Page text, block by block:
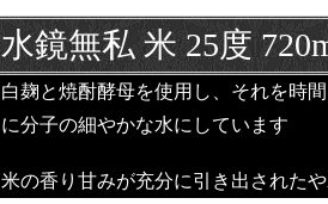
水鏡無私 米 25度
白麹と焼酎酵母を使用し、それを時
に分子の細やかな水にしています
米の香り甘みが充分に引き出された